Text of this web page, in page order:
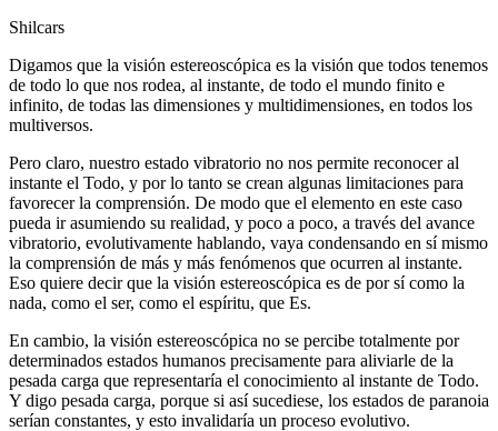
Shilcars
Digamos que la visión estereoscópica es la visión que todos tenemos
de todo lo que nos rodea, al instante, de todo el mundo finito e
infinito, de todas las dimensiones y multidimensiones, en todos los
multiversos.
Pero claro, nuestro estado vibratorio no nos permite reconocer al
instante el Todo, y por lo tanto se crean algunas limitaciones para
favorecer la comprensión. De modo que el elemento en este caso
pueda ir asumiendo su realidad, y poco a poco, a través del avance
vibratorio, evolutivamente hablando, vaya condensando en sí mismo
la comprensión de más y más fenómenos que ocurren al instante.
Eso quiere decir que la visión estereoscópica es de por sí como la
nada, como el ser, como el espíritu, que Es.
En cambio, la visión estereoscópica no se percibe totalmente por
determinados estados humanos precisamente para aliviarle de la
pesada carga que representaría el conocimiento al instante de Todo.
Y digo pesada carga, porque si así sucediese, los estados de paranoia
serían constantes, y esto invalidaría un proceso evolutivo.